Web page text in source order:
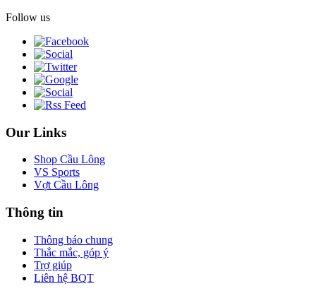
Follow us
Our Links
Shop Cầu Lông
VS Sports
Vợt Cầu Lông
Thông tin
Thông báo chung
Thắc mắc, góp ý
Trợ giúp
Liên hệ BQT